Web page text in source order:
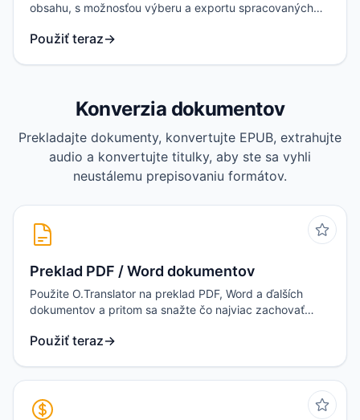
obsahu, s možnosťou výberu a exportu spracovaných
Použiť teraz→
Konverzia dokumentov
Prekladajte dokumenty, konvertujte EPUB, extrahujte
audio a konvertujte titulky, aby ste sa vyhli
neustálemu prepisovaniu formátov.
Preklad PDF / Word dokumentov
Použite O.Translator na preklad PDF, Word a ďalších
dokumentov a pritom sa snažte čo najviac zachovať
Použiť teraz→